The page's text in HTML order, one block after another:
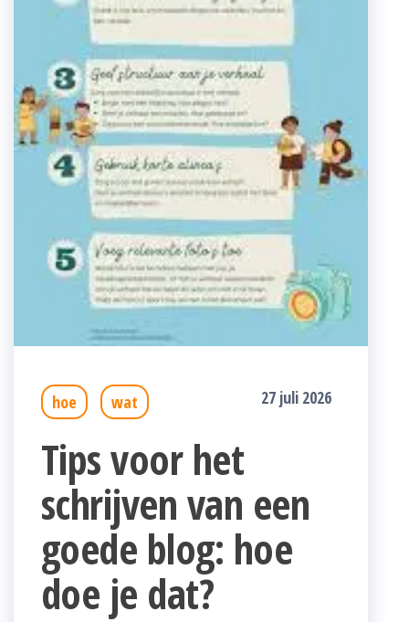
hoe wat 27 juli 2026
Tips voor het
schrijven van een
goede blog: hoe
doe je dat?